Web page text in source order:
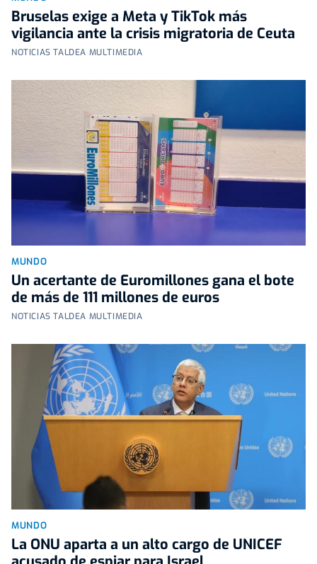
Bruselas exige a Meta y TikTok más
vigilancia ante la crisis migratoria de Ceuta
NOTICIAS TALDEA MULTIMEDIA
MUNDO
Un acertante de Euromillones gana el bote
de más de 111 millones de euros
NOTICIAS TALDEA MULTIMEDIA
MUNDO
La ONU aparta a un alto cargo de UNICEF